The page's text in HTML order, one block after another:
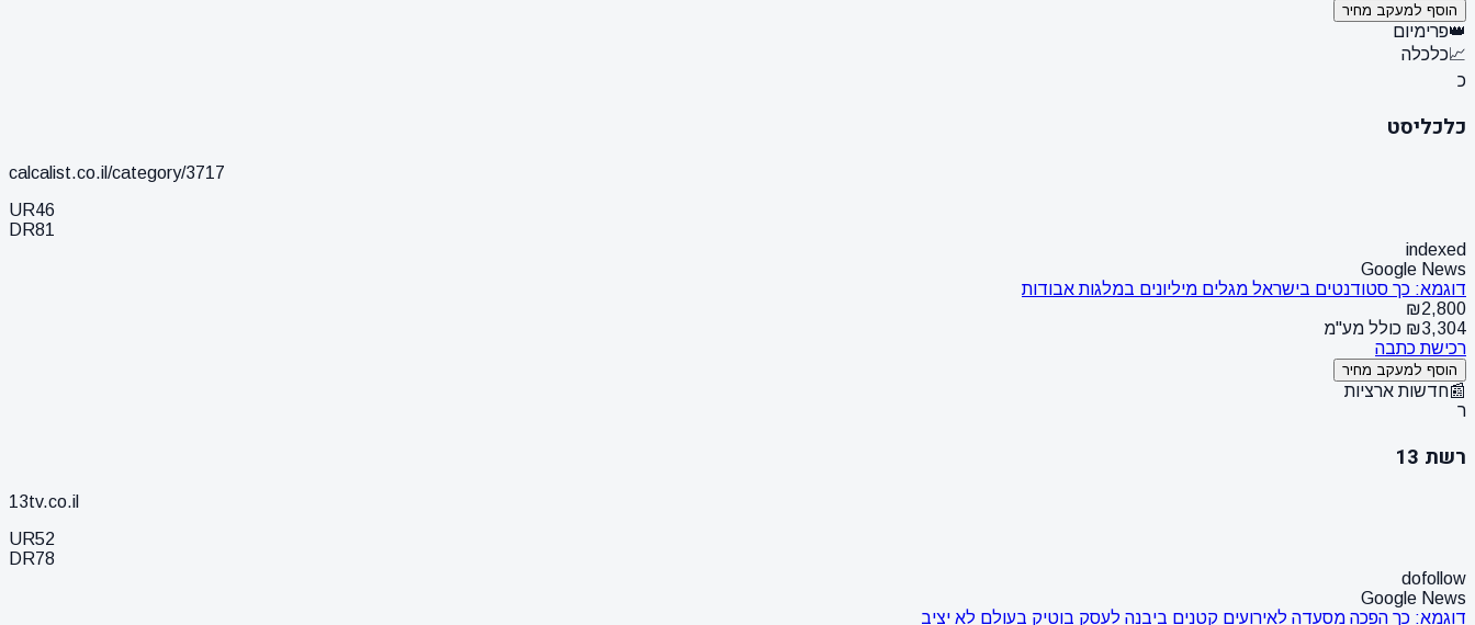
הוסף למעקב מחיר
👑פרימיום
📈כלכלה
כ
כלכליסט
calcalist.co.il/category/3717
UR46
DR81
indexed
Google News
דוגמא: כך סטודנטים בישראל מגלים מיליונים במלגות אבודות
₪2,800
₪3,304 כולל מע"מ
רכישת כתבה
הוסף למעקב מחיר
📰חדשות ארציות
ר
רשת 13
13tv.co.il
UR52
DR78
dofollow
Google News
דוגמא: כך הפכה מסעדה לאירועים קטנים ביבנה לעסק בוטיק בעולם לא יציב